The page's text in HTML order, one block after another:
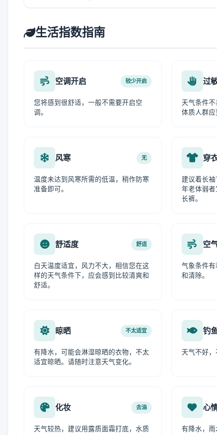
生活指数指南
空调开启 较少开启
您将感到很舒适，一般不需要开启空
调。
过
天气条件
体质人群
风寒 无
温度未达到风寒所需的低温，稍作防寒
准备即可。
穿
建议着长
年老体弱
长裤。
舒适度 舒适
白天温度适宜，风力不大，相信您在这
样的天气条件下，应会感到比较清爽和
舒适。
空
气象条件
和清除。
晾晒 不太适宜
有降水，可能会淋湿晾晒的衣物，不太
适宜晾晒。请随时注意天气变化。
钓
天气不好
化妆 去油
天气较热，建议用露质面霜打底，水质
心
有降水，